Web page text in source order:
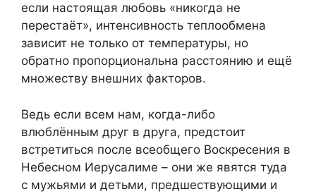
если настоящая любовь «никогда не
перестаёт», интенсивность теплообмена
зависит не только от температуры, но
обратно пропорциональна расстоянию и ещё
множеству внешних факторов.
Ведь если всем нам, когда-либо
влюблённым друг в друга, предстоит
встретиться после всеобщего Воскресения в
Небесном Иерусалиме – они же явятся туда
с мужьями и детьми, предшествующими и